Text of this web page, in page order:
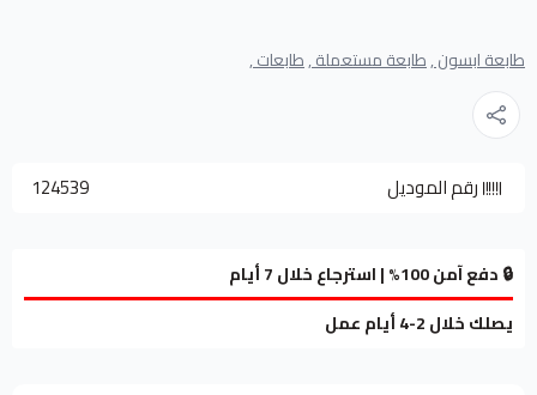
طابعة ابسون ,طابعة مستعملة ,طابعات ,
رقم الموديل 124539
🔒 دفع آمن 100% | استرجاع خلال 7 أيام
يصلك خلال 2-4 أيام عمل